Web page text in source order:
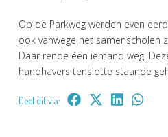
Op de Parkweg werden even
ook vanwege het samenscholen
Daar rende één iemand weg.
handhavers tenslotte staande
Deel dit via: